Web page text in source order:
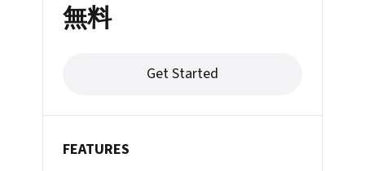
無料
Get Started
FEATURES